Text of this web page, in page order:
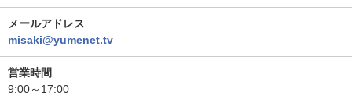
メールアドレス
misaki@yumenet.tv
営業時間
9:00～17:00